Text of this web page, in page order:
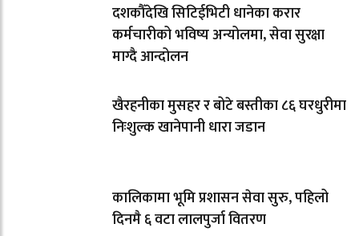
दशकौँदेखि सिटिईभिटी धानेका करार
कर्मचारीको भविष्य अन्योलमा, सेवा सुरक्षा
माग्दै आन्दोलन
खैरहनीका मुसहर र बोटे बस्तीका ८६ घरधुरीमा
निःशुल्क खानेपानी धारा जडान
कालिकामा भूमि प्रशासन सेवा सुरु, पहिलो
दिनमै ६ वटा लालपुर्जा वितरण